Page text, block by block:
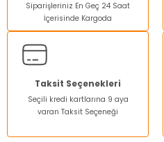
Ürün açıklamasında eksik
Ürün bilgilerinde hatalar
Ürün fiyatı diğer sitelerden daha
Bu ürüne benzer farklı
Siparişleriniz En Geç 24 Saat
İçerisinde Kargoda
Taksit Seçenekleri
Seçili kredi kartlarına 9 aya
varan Taksit Seçeneği